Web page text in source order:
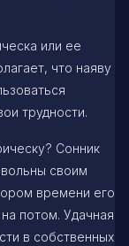
или ее
что наяву
трудности.
Сонник
своим
времени его
потом. Удачная
в собственных